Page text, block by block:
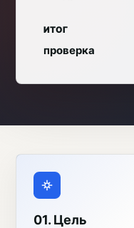
ИТОГ
проверка
01. Цель